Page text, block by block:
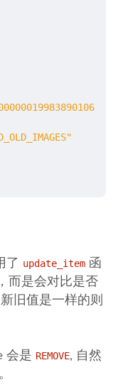
了 update_item 函
而是会对比是否
旧值是一样的则
会是 REMOVE, 自然
。